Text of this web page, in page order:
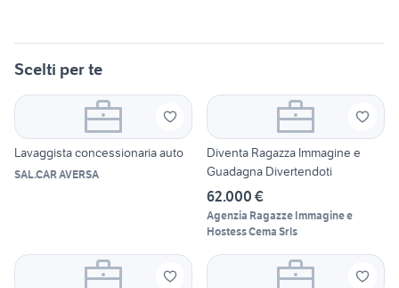
Scelti per te
Lavaggista concessionaria auto
SAL.CAR AVERSA
Diventa Ragazza Immagine e
Guadagna Divertendoti
62.000 €
Agenzia Ragazze Immagine e
Hostess Cema Srls